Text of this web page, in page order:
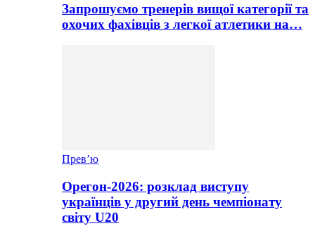
Запрошуємо тренерів вищої категорії та
охочих фахівців з легкої атлетики на…
Прев’ю
Орегон-2026: розклад виступу
українців у другий день чемпіонату
світу U20